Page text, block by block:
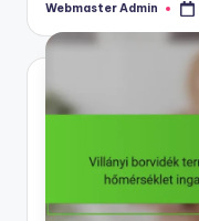
Posted
Webmaster Admin